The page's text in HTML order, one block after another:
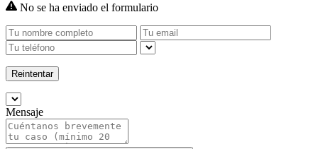
No se ha enviado el formulario
Reintentar
Mensaje